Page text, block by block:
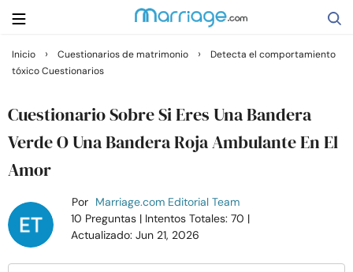
Buscar
Casarse
Familia
Inicio › Cuestionarios de matrimonio ›
Detecta el comportamiento
tóxico Cuestionarios
Cuestionario Sobre Si Eres Una Bandera
Verde O Una Bandera Roja Ambulante En El
Amor
Por Marriage.com Editorial Team
10 Preguntas | Intentos Totales: 70 |
Actualizado: Jun 21, 2026